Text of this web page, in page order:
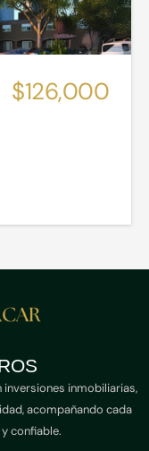
$126,000
inmobiliarias,
acompañando cada
confiable.